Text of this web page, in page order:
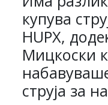
купува
HUPX,
Мицкоски
струја за